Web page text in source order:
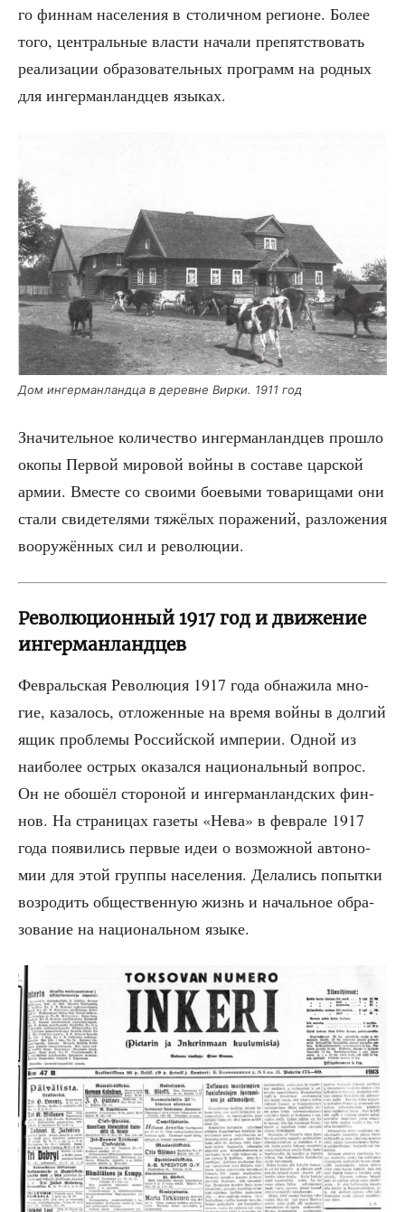
го фин­нам насе­ле­ния в сто­лич­ном реги­оне. Более
того, цен­траль­ные вла­сти нача­ли пре­пят­ство­вать
реа­ли­за­ции обра­зо­ва­тель­ных про­грамм на род­ных
для ингер­ман­ланд­цев языках.
Дом ингер­ман­ланд­ца в деревне Вир­ки. 1911 год
Зна­чи­тель­ное коли­че­ство ингер­ман­ланд­цев про­шло
око­пы Пер­вой миро­вой вой­ны в соста­ве цар­ской
армии. Вме­сте со сво­и­ми бое­вы­ми това­ри­ща­ми они
ста­ли сви­де­те­ля­ми тяжё­лых пора­же­ний, раз­ло­же­ния
воору­жён­ных сил и революции.
Революционный 1917 год и движение
ингерманландцев
Фев­раль­ская Рево­лю­ция 1917 года обна­жи­ла мно­
гие, каза­лось, отло­жен­ные на вре­мя вой­ны в дол­гий
ящик про­бле­мы Рос­сий­ской импе­рии. Одной из
наи­бо­лее ост­рых ока­зал­ся наци­о­наль­ный вопрос.
Он не обо­шёл сто­ро­ной и ингер­ман­ланд­ских фин­
нов. На стра­ни­цах газе­ты «Нева» в фев­ра­ле 1917
года появи­лись пер­вые идеи о воз­мож­ной авто­но­
мии для этой груп­пы насе­ле­ния. Дела­лись попыт­ки
воз­ро­дить обще­ствен­ную жизнь и началь­ное обра­
зо­ва­ние на наци­о­наль­ном языке.